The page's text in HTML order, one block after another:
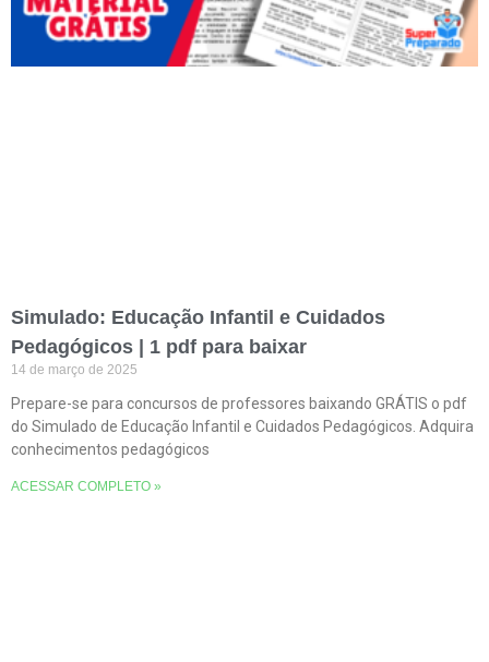
Simulado: Educação Infantil e Cuidados
Pedagógicos | 1 pdf para baixar
14 de março de 2025
Prepare-se para concursos de professores baixando GRÁTIS o pdf
do Simulado de Educação Infantil e Cuidados Pedagógicos. Adquira
conhecimentos pedagógicos
ACESSAR COMPLETO »